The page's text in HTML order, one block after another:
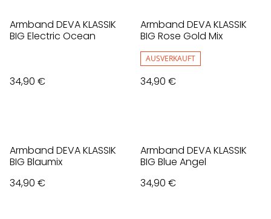
Armband DEVA KLASSIK
BIG Electric Ocean
34,90 €
Armband DEVA KLASSIK
BIG Rose Gold Mix
AUSVERKAUFT
34,90 €
Armband DEVA KLASSIK
BIG Blaumix
34,90 €
Armband DEVA KLASSIK
BIG Blue Angel
34,90 €